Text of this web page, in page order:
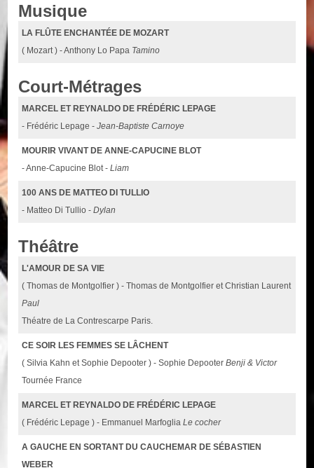
Musique
LA FLÛTE ENCHANTÉE DE MOZART
( Mozart ) - Anthony Lo Papa Tamino
Court-Métrages
MARCEL ET REYNALDO DE FRÉDÉRIC LEPAGE
- Frédéric Lepage -Jean-Baptiste Carnoye
MOURIR VIVANT DE ANNE-CAPUCINE BLOT
- Anne-Capucine Blot -Liam
100 ANS DE MATTEO DI TULLIO
- Matteo Di Tullio -Dylan
Théâtre
L'AMOUR DE SA VIE
( Thomas de Montgolfier ) - Thomas de Montgolfier et Christian Laurent
Paul
Théatre de La Contrescarpe Paris.
CE SOIR LES FEMMES SE LÂCHENT
( Silvia Kahn et Sophie Depooter ) - Sophie DepooterBenji & Victor
Tournée France
MARCEL ET REYNALDO DE FRÉDÉRIC LEPAGE
( Frédéric Lepage ) - Emmanuel MarfogliaLe cocher
A GAUCHE EN SORTANT DU CAUCHEMAR DE SÉBASTIEN
WEBER